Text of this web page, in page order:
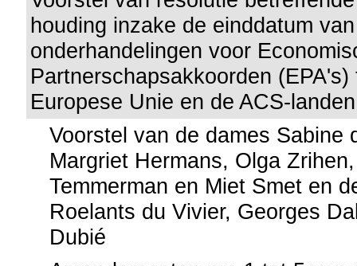
houding inzake de einddatum
onderhandelingen voor
Partnerschapsakkoorden
Europese Unie en de ACS-
Voorstel van de dames Sabine
Margriet Hermans, Olga
Temmerman en Miet Smet en
Roelants du Vivier, Georges
Dubié